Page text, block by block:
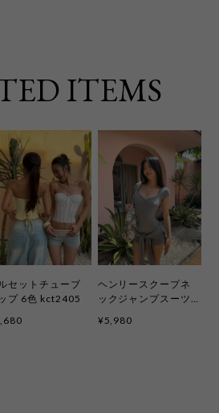
ITEMS
セットチューブ
プ 6色 kct2405
ヘンリースクープネ
ックジャンプスーツ
色 kcd4091
¥5,980